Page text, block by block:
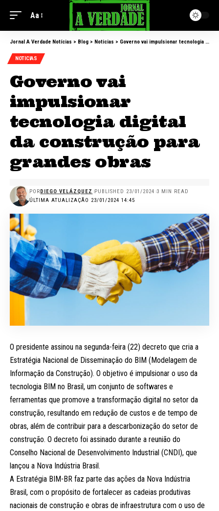
Aa
Jornal A Verdade Notícias > Blog > Noticias > Governo vai impulsionar tecnologia digital da construção para grandes obras
NOTICIAS
Governo vai
impulsionar
tecnologia digital
da construção para
grandes obras
ÚLTIMA ATUALIZAÇÃO 23/01/2024 14:45
PORDIEGO VELÁZQUEZ PUBLISHED 23/01/2024 3 MIN READ
O presidente assinou na segunda-feira (22) decreto que cria a
Estratégia Nacional de Disseminação do BIM (Modelagem de
Informação da Construção). O objetivo é impulsionar o uso da
tecnologia BIM no Brasil, um conjunto de softwares e
ferramentas que promove a transformação digital no setor da
construção, resultando em redução de custos e de tempo de
obras, além de contribuir para a descarbonização do setor de
construção. O decreto foi assinado durante a reunião do
Conselho Nacional de Desenvolvimento Industrial (CNDI), que
lançou a Nova Indústria Brasil.
A Estratégia BIM-BR faz parte das ações da Nova Indústria
Brasil, com o propósito de fortalecer as cadeias produtivas
nacionais de construção e obras de infraestrutura com o uso de